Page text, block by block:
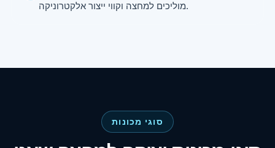
מוליכים למחצה וקווי ייצור אלקטרוניקה.
סוגי מכונות